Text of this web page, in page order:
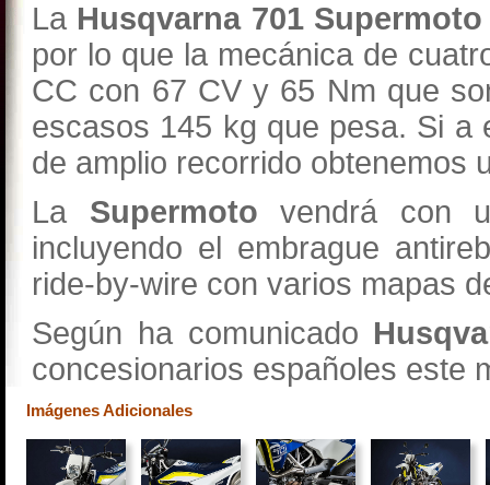
La Husqvarna 701 Supermoto
por lo que la mecánica de
CC con 67 CV y 65 Nm que
escasos 145 kg que pesa. Si a
de amplio recorrido obtenemos
La Supermoto vendrá con
incluyendo el embrague
ride-by-wire con varios mapas
Según ha comunicado
concesionarios españoles este
Imágenes Adicionales